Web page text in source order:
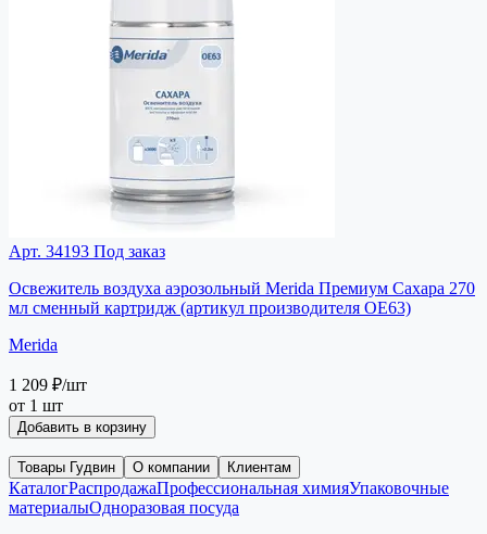
Арт. 34193 Под заказ
Освежитель воздуха аэрозольный Merida Премиум Сахара 270
мл сменный картридж (артикул производителя OE63)
Merida
1 209 ₽/шт
от 1 шт
Добавить в корзину
Товары Гудвин О компании Клиентам
КаталогРаспродажаПрофессиональная химияУпаковочные
материалыОдноразовая посуда